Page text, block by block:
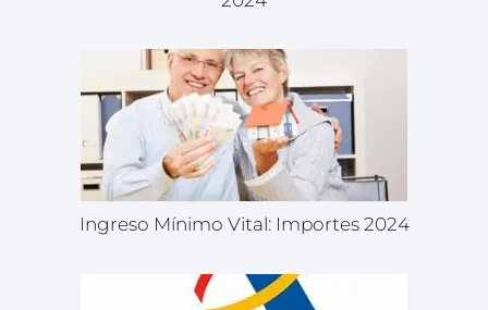
Ingreso Mínimo Vital: Importes 2024